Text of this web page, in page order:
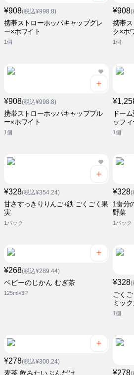
¥908(税込¥998.8)
携帯ストローホッパキャップグレ
ー×ホワイト
1個
¥908(
携帯ス
ク×ホ
1個
¥908(税込¥998.8)
携帯ストローホッパキャップブル
ー×ホワイト
1個
ドー
ッフィ
1個
¥328(税込¥354.24)
甘さすっきりりんご+鉄 ごくごく果
実
1パック
¥328(
1食分
野菜
1パック
¥268(税込¥289.44)
ベビーのじかん むぎ茶
125ml×3P
¥328(
ごく
ミッ
1個
¥278(税込¥300.24)
麦茶 飲みたいぶんだけ ¥278(